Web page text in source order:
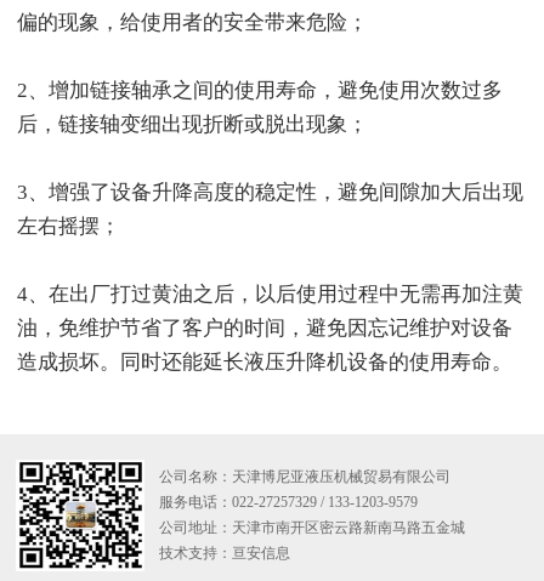
偏的现象，给使用者的安全带来危险；
2、增加链接轴承之间的使用寿命，避免使用次数过多
后，链接轴变细出现折断或脱出现象；
3、增强了设备升降高度的稳定性，避免间隙加大后出现
左右摇摆；
4、在出厂打过黄油之后，以后使用过程中无需再加注黄
油，免维护节省了客户的时间，避免因忘记维护对设备
造成损坏。同时还能延长液压升降机设备的使用寿命。
公司名称：天津博尼亚液压机械贸易有限公司
服务电话：022-27257329 / 133-1203-9579
公司地址：天津市南开区密云路新南马路五金城
技术支持： 亘安信息